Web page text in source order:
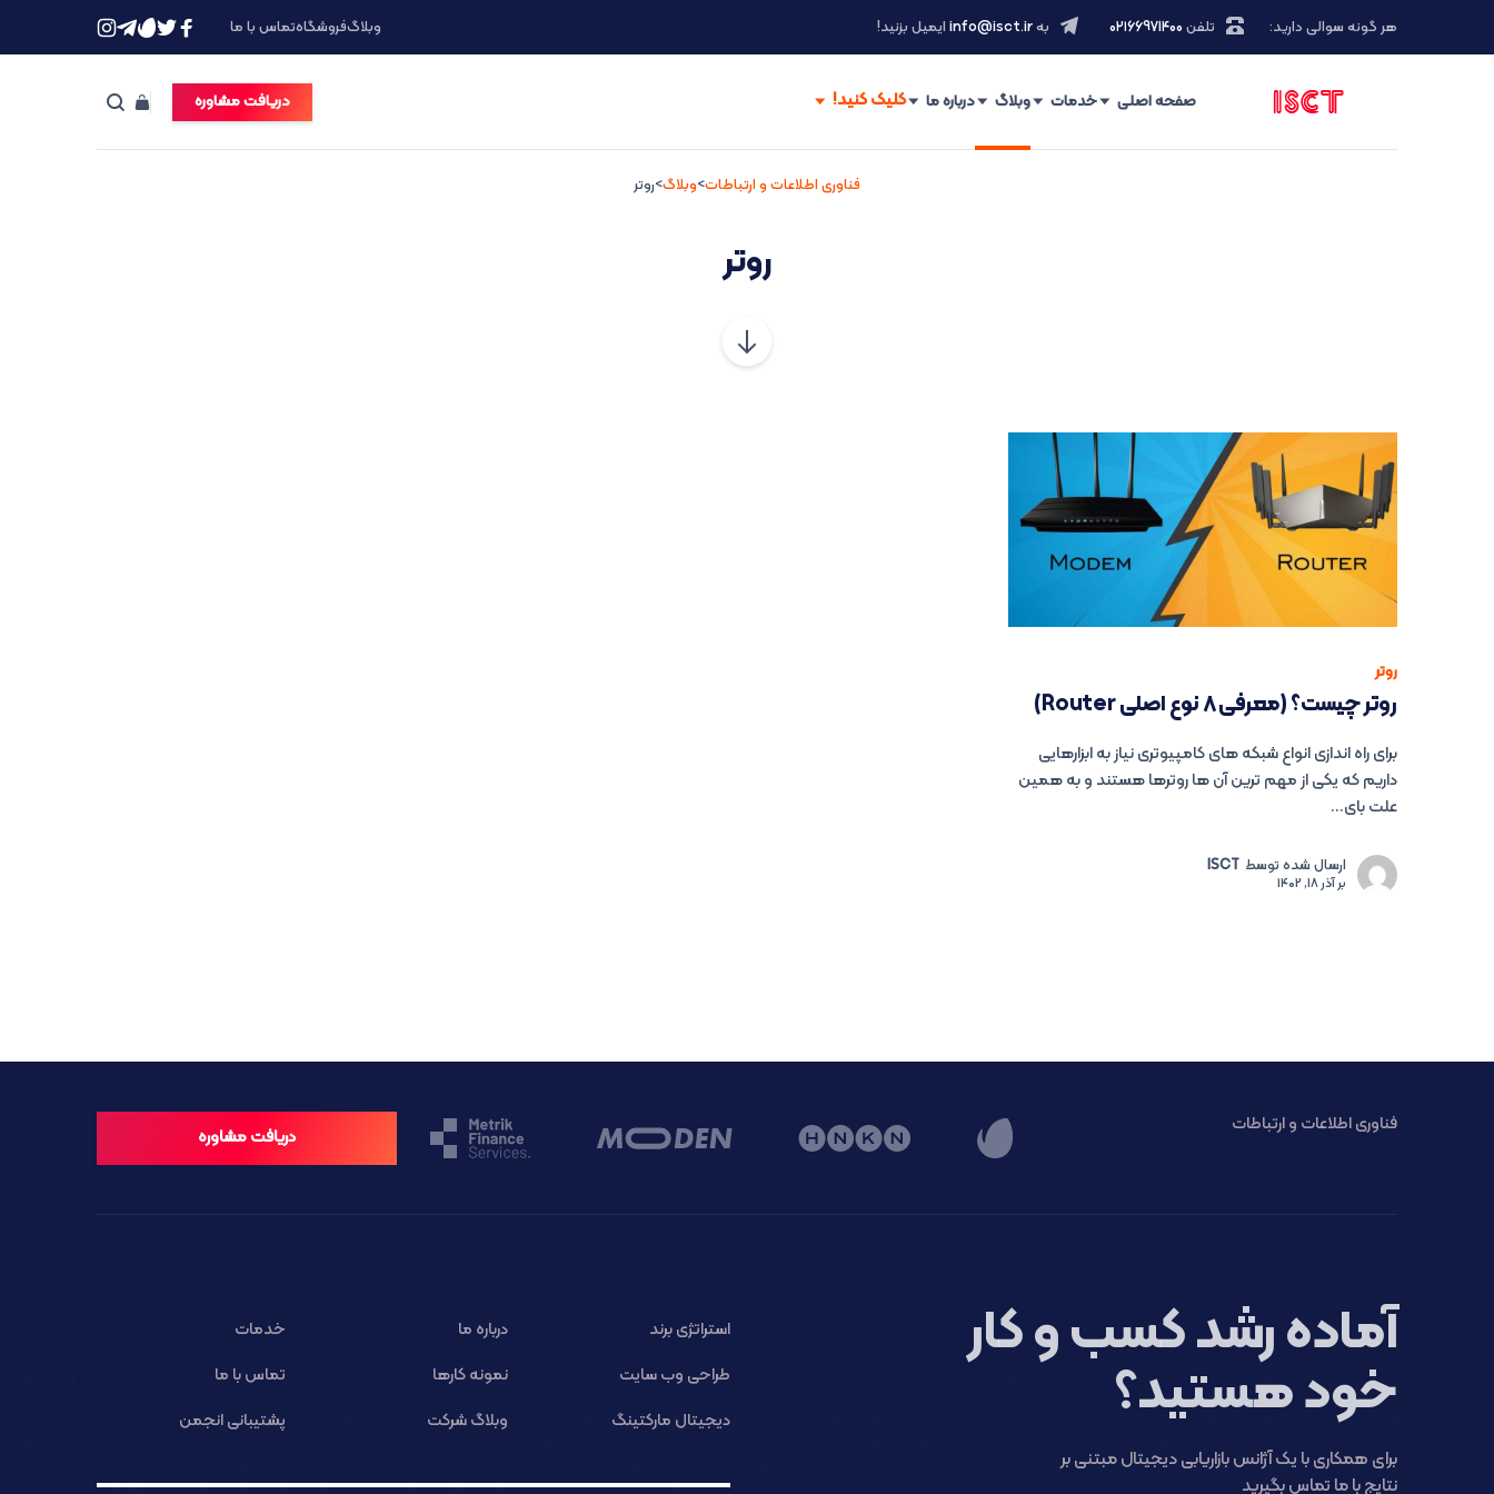
هر گونه سوالی دارید: تلفن ۰۲۱66971400 بهinfo@isct.ir ایمیل بزنید! وبلاگفروشگاهتماس با ما
صفحه اصلی خدمات وبلاگ درباره ما دریافت مشاوره
فناوری اطلاعات و ارتباطات>وبلاگ>روتر
روتر
روتر
روتر چیست؟ (معرفی ۸ نوع اصلی Router)
برای راه اندازی انواع شبکه های کامپیوتری نیاز به ابزارهایی
داریم که یکی از مهم ترین آن ها روترها هستند و به همین
علت بای...
ارسال شده توسط ISCT
برآذر 18, 1402
فناوری اطلاعات و ارتباطات
دریافت مشاوره
آماده رشد کسب و کار
خود هستید؟
برای همکاری با یک آژانس بازاریابی دیجیتال مبتنی بر
نتایج با ما تماس بگیرید
استراتژی برند درباره ما
خدمات
طراحی وب سایت
نمونه کارها
تماس با ما
دیجیتال مارکتینگ
وبلاگ شرکت پشتیبانی انجمن